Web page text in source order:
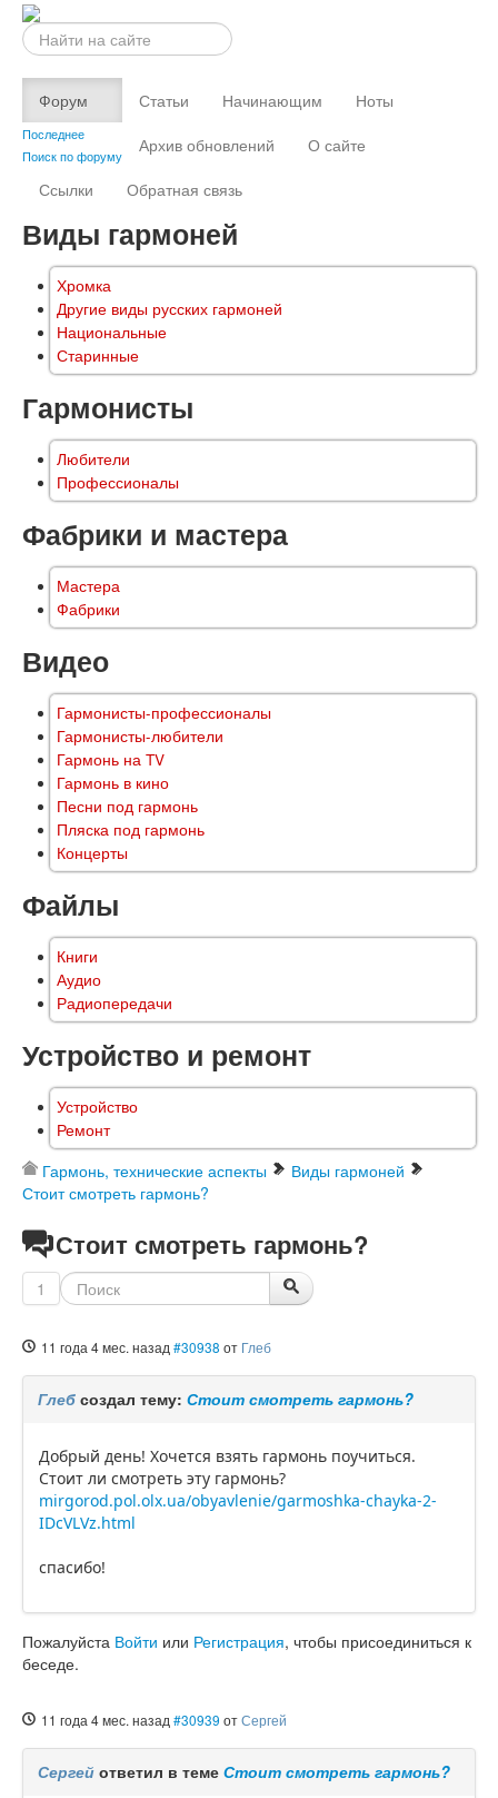
Искать...
Форум
Последнее
Поиск по форуму
Статьи Начинающим
Ноты
Архив обновлений
О сайте
Ссылки
Обратная связь
Виды гармоней
Хромка
Другие виды русских гармоней
Национальные
Старинные
Гармонисты
Любители
Профессионалы
Фабрики и мастера
Мастера
Фабрики
Видео
Гармонисты-профессионалы
Гармонисты-любители
Гармонь на TV
Гармонь в кино
Песни под гармонь
Пляска под гармонь
Концерты
Файлы
Книги
Аудио
Радиопередачи
Устройство и ремонт
Устройство
Ремонт
Гармонь, технические аспекты
Виды гармоней
Стоит смотреть гармонь?
Стоит смотреть гармонь?
1
11 года 4 мес. назад #30938 от Глеб
Глеб создал тему: Стоит смотреть гармонь?
Добрый день! Хочется взять гармонь поучиться.
Стоит ли смотреть эту гармонь?
mirgorod.pol.olx.ua/obyavlenie/garmoshka-chayka-2-
IDcVLVz.html
спасибо!
Пожалуйста Войти или Регистрация, чтобы присоединиться к
беседе.
11 года 4 мес. назад #30939 отСергей
Сергей ответил в теме Стоит смотреть гармонь?